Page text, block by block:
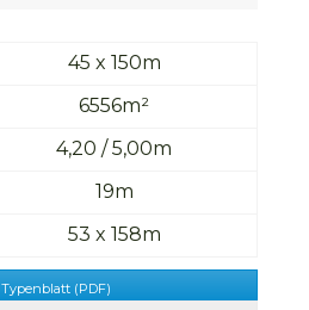
45 x 150m
6556m²
4,20 / 5,00m
19m
53 x 158m
Typenblatt (PDF)